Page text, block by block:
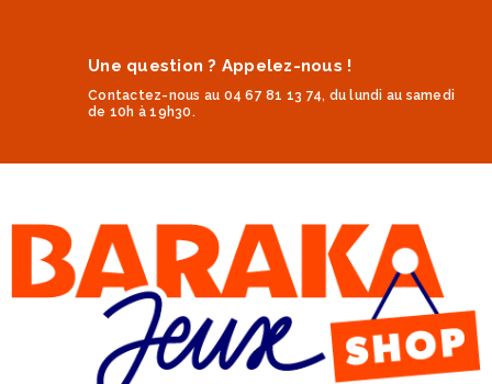
Une question ? Appelez-nous !
Contactez-nous au 04 67 81 13 74, du lundi au samedi
de 10h à 19h30.